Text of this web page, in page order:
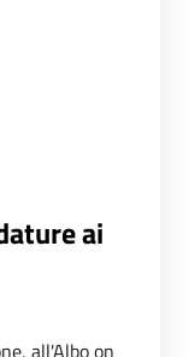
ai
all'Albo on